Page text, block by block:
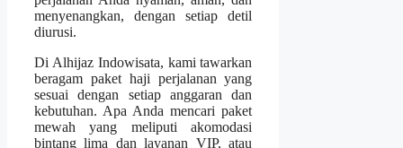
menyenangkan, dengan setiap detil
diurusi.
Di Alhijaz Indowisata, kami tawarkan
beragam paket haji perjalanan yang
sesuai dengan setiap anggaran dan
kebutuhan. Apa Anda mencari paket
mewah yang meliputi akomodasi
bintang lima dan layanan VIP, atau